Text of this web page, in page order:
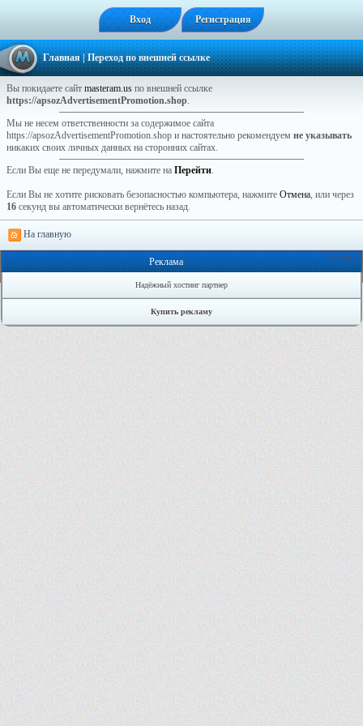
Вход Регистрация
Главная| Переход по внешней ссылке
Вы покидаете сайт masteram.us по внешней ссылке
https://apsozAdvertisementPromotion.shop.
Мы не несем ответственности за содержимое сайта
https://apsozAdvertisementPromotion.shop и настоятельно рекомендуем не указывать
никаких своих личных данных на сторонних сайтах.
Если Вы еще не передумали, нажмите на Перейти.
Если Вы не хотите рисковать безопасностью компьютера, нажмите Отмена, или через
16 секунд вы автоматически вернётесь назад.
На главную
Онлайн: 1
Реклама
Надёжный хостинг партнер
Купить рекламу